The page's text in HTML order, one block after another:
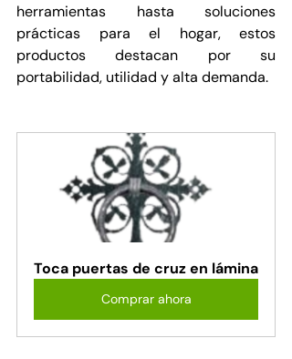
herramientas hasta soluciones
prácticas para el hogar, estos
productos destacan por su
portabilidad, utilidad y alta demanda.
Toca puertas de cruz en lámina
Comprar ahora